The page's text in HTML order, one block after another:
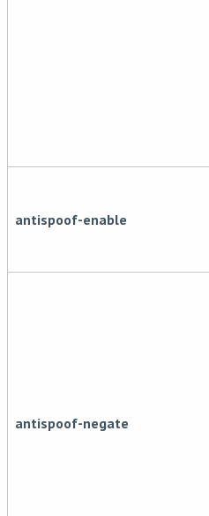
antispoof-enable
antispoof-negate